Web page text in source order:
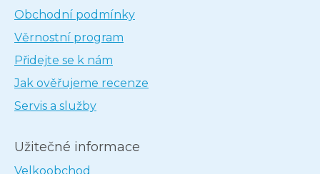
Obchodní podmínky
Věrnostní program
Přidejte se k nám
Jak ověřujeme recenze
Servis a služby
Užitečné informace
Velkoobchod